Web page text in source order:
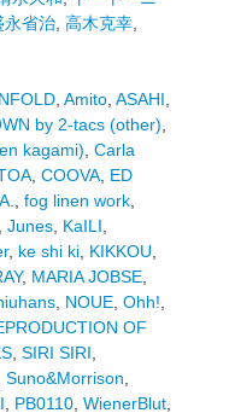
永省治, 高木克幸,
, Amito, ASAHI,
by 2-tacs (other),
kagami), Carla
, COOVA, ED
, fog linen work,
Junes, KaILI,
, ke shi ki, KIKKOU,
, MARIA JOBSE,
, NOUE, Ohh!,
OF
, SIRI SIRI,
Suno&Morrison,
, PB0110, WienerBlut,